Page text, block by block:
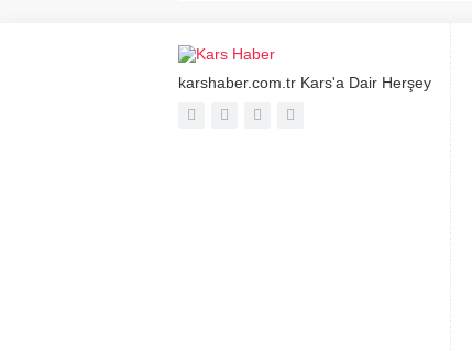
karshaber.com.tr Kars'a Dair Herşey